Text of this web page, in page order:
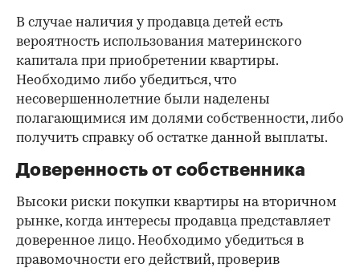
В случае наличия у продавца детей есть
вероятность использования материнского
капитала при приобретении квартиры.
Необходимо либо убедиться, что
несовершеннолетние были наделены
полагающимися им долями собственности, либо
получить справку об остатке данной выплаты.
Доверенность от собственника
Высоки риски покупки квартиры на вторичном
рынке, когда интересы продавца представляет
доверенное лицо. Необходимо убедиться в
правомочности его действий, проверив